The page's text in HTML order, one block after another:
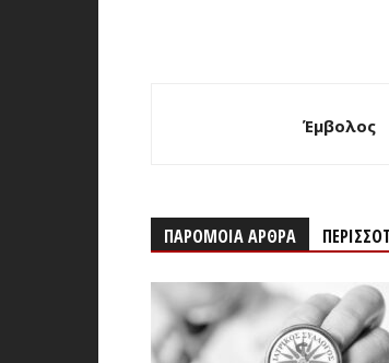
Έμβολος
ΠΑΡΟΜΟΙΑ ΑΡΘΡΑ